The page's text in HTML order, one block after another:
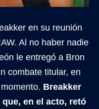
en su reunión
Al no haber nadie
le entregó a Bron
combate titular, en
Breakker
en el acto, retó